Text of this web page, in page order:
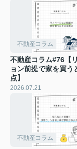
不動産コラム
不動産コラム#76【
ョン前提で家を買う
点】
2026.07.21
不動産コラム